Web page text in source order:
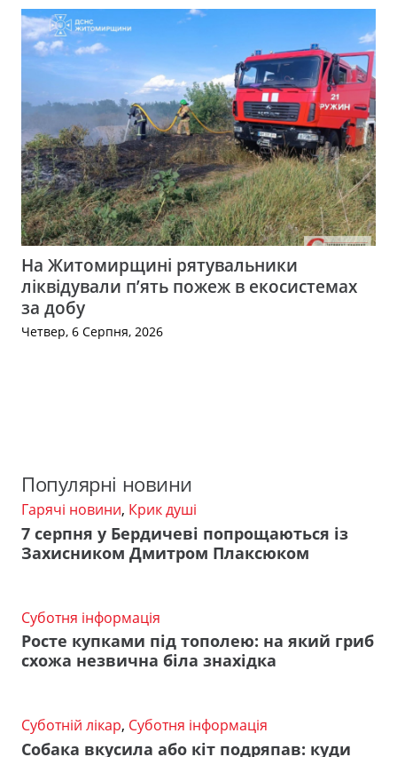
На Житомирщині рятувальники
ліквідували п’ять пожеж в екосистемах
за добу
Четвер, 6 Серпня, 2026
Популярні новини
Гарячі новини, Крик душі
7 серпня у Бердичеві попрощаються із
Захисником Дмитром Плаксюком
Суботня інформація
Росте купками під тополею: на який гриб
схожа незвична біла знахідка
Суботній лікар, Суботня інформація
Собака вкусила або кіт подряпав: куди